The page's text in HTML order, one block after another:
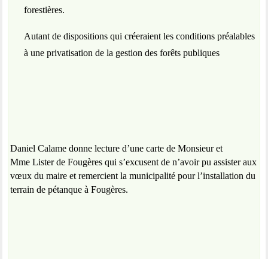
forestières.
Autant de dispositions qui créeraient les conditions préalables
à une privatisation de la gestion des forêts publiques
Daniel Calame donne lecture d’une carte de Monsieur et
Mme Lister de Fougères qui s’excusent de n’avoir pu assister aux
vœux du maire et remercient la municipalité pour l’installation du
terrain de pétanque à Fougères.